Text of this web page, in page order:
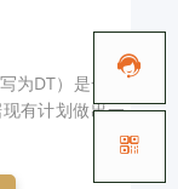
DT）是一门
有计划做出一

